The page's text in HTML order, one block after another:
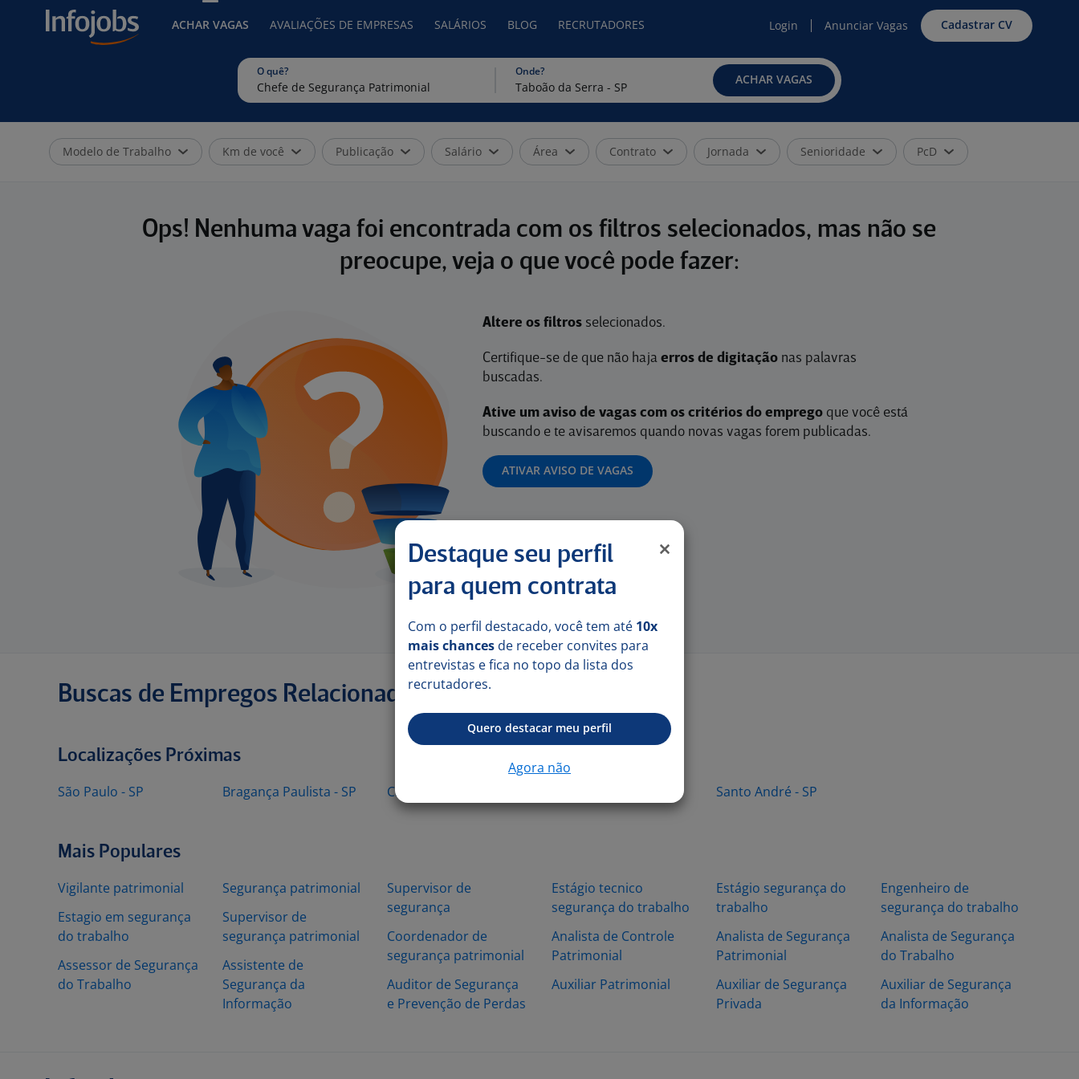
ACHAR VAGAS AVALIAÇÕES DE EMPRESAS SALÁRIOS BLOG RECRUTADORES Login Anunciar Vagas Cadastrar CV
O quê? Onde?
ACHAR VAGAS
Modelo de Trabalho Km de você Publicação Salário Área Contrato Jornada Senioridade PcD
Ops! Nenhuma vaga foi encontrada com os filtros selecionados, mas não se
preocupe, veja o que você pode fazer:
Altere os filtrosselecionados.
Certifique-se de que não haja erros de digitaçãonas palavras
buscadas.
Ative um aviso de vagas com os critérios do empregoque você está
buscando e te avisaremos quando novas vagas forem publicadas.
ATIVAR AVISO DE VAGAS
Buscas de Empregos Relacionadas
Localizações Próximas
São Paulo - SP Bragança Paulista - SP Catanduva - SP Santo André - SP
Mais Populares
Vigilante patrimonial
Estagio em segurança
do trabalho
Assessor de Segurança
do Trabalho
Segurança patrimonial
Supervisor de
segurança patrimonial
Assistente de
Segurança da
Informação
Supervisor de
segurança
Coordenador de
segurança patrimonial
Auditor de Segurança
e Prevenção de Perdas
Estágio tecnico
segurança do trabalho
Analista de Controle
Patrimonial
Auxiliar Patrimonial
Estágio segurança do
trabalho
Analista de Segurança
Patrimonial
Auxiliar de Segurança
Privada
Engenheiro de
segurança do trabalho
Analista de Segurança
do Trabalho
Auxiliar de Segurança
da Informação
Destaque seu perfil
para quem contrata
Com o perfil destacado, você tem até 10x
mais chances de receber convites para
entrevistas e fica no topo da lista dos
recrutadores.
Quero destacar meu perfil
Agora não